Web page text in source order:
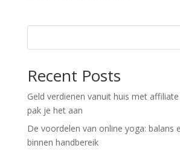
Recent Posts
Geld verdienen vanuit huis met
pak je het aan
De voordelen van online yoga: balans
binnen handbereik